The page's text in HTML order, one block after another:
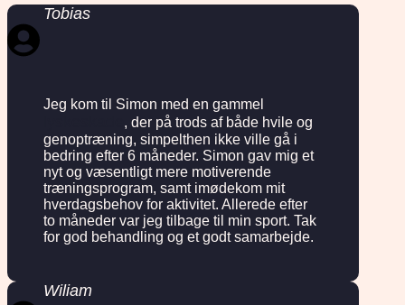
Tobias
Jeg kom til Simon med en gammel
, der på trods af både hvile og
genoptræning, simpelthen ikke ville gå i
bedring efter 6 måneder. Simon gav mig et
nyt og væsentligt mere motiverende
træningsprogram, samt imødekom mit
hverdagsbehov for aktivitet. Allerede efter
to måneder var jeg tilbage til min sport. Tak
for god behandling og et godt samarbejde.
Wiliam